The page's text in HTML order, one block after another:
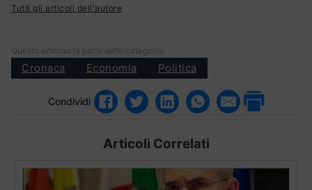
Tutti gli articoli dell'autore
Questo articolo fa parte delle categorie:
Cronaca Economia Politica
Condividi
Articoli Correlati